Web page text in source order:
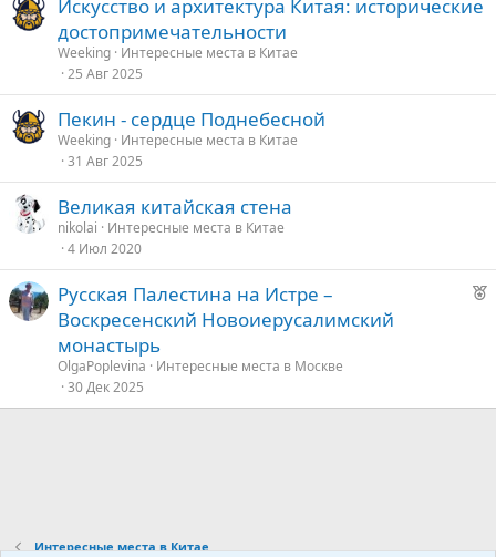
Искусство и архитектура Китая: исторические
достопримечательности
Weeking Интересные места в Китае
25 Авг 2025
Пекин - сердце Поднебесной
Weeking Интересные места в Китае
31 Авг 2025
Великая китайская стена
nikolai
Интересные места в Китае
4 Июл 2020
Р
е
Русская Палестина на Истре –
Воскресенский Новоиерусалимский
монастырь
OlgaPoplevina
Интересные места в Москве
30 Дек 2025
Интересные места в Китае